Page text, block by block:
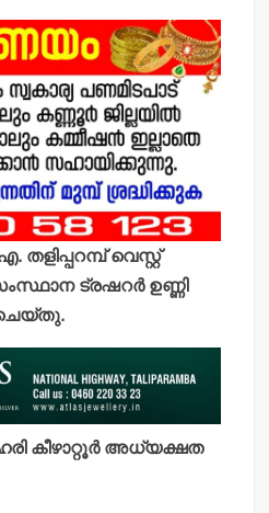
തളിപ്പറമ്പ് വെസ്റ്റ്
ട്രഷറര്‍ ഉണ്ണി
കീഴാറ്റൂര്‍ അധ്യക്ഷത